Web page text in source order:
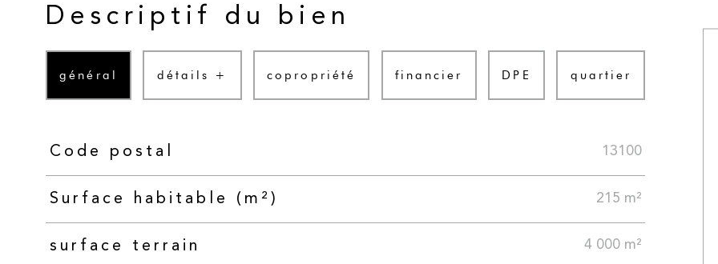
Descriptif du bien
général détails + copropriété financier DPE quartier
TRAD_PAMPERO_Caracteristique
Code postal 13100
Surface habitable (m²) 215 m²
surface terrain 4 000 m²